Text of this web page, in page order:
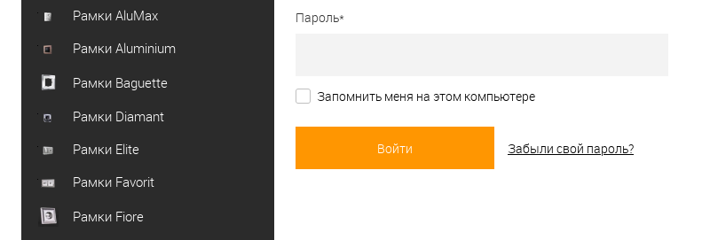
Рамки AluMax
Рамки Aluminium
Рамки Baguette
Рамки Diamant
Рамки Elite
Рамки Favorit
Рамки Fiore
Пароль*
Запомнить меня на этом компьютере
Забыли свой пароль?